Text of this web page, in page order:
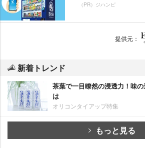
（PR）ジハンピ
提供元：
新着トレンド
茶葉で一目瞭然の浸透力！味
は
オリコンタイアップ特集
もっと見る